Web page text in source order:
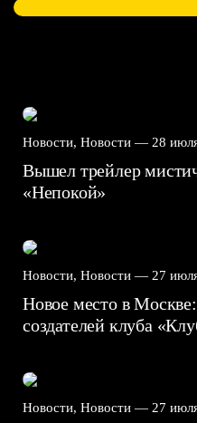
Новости, Новости — 28
Вышел трейлер
«Непокой»
Новости, Новости — 27
Новое место в
создателей клуба
Новости, Новости — 27